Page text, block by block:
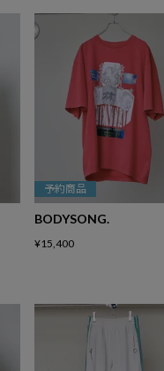
予約商品
BODYSONG.
¥15,400